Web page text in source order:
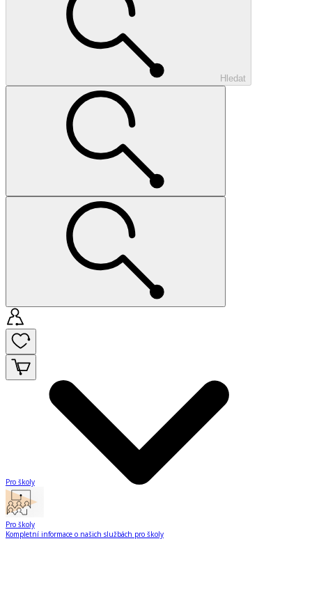
Hledat
Pro školy
Pro školy
Kompletní informace o našich službách pro školy